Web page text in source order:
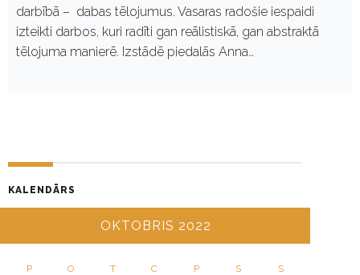
darbībā – dabas tēlojumus. Vasaras radošie iespaidi
izteikti darbos, kuri radīti gan reālistiskā, gan abstraktā
tēlojuma manierē. Izstādē piedalās Anna…
KALENDĀRS
OKTOBRIS 2022
P O T C P S S